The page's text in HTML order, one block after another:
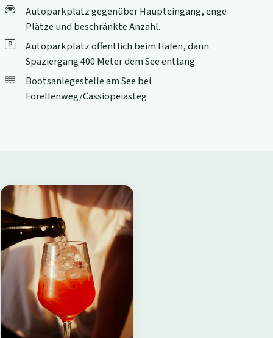
Autoparkplatz gegenüber Haupteingang, enge
Plätze und beschränkte Anzahl.
Autoparkplatz öffentlich beim Hafen, dann
Spaziergang 400 Meter dem See entlang
Bootsanlegestelle am See bei
Forellenweg/Cassiopeiasteg